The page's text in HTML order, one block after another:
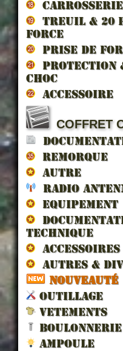
CARROSSERIE
TREUIL & 20
force
PRISE DE
PROTECTION
CHOC
ACCESSOIRE
COFFRET
REMORQUE
AUTRE
RADIO
EQUIPEMENT
TECHNIQUE
ACCESSOIRES
AUTRES &
NOUVEAUTÉ
OUTILLAGE
VETEMENTS
BOULONNERIE
AMPOULE